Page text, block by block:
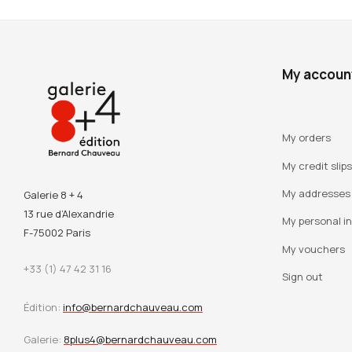
Galerie 8 + 4
13 rue d’Alexandrie
F-75002 Paris
+33 (1) 47 42 31 16
Édition: info@bernardchauveau.com
Galerie: 8plus4@bernardchauveau.com
My
My orders
My credit slips
My addresses
My personal
My vouchers
Sign out